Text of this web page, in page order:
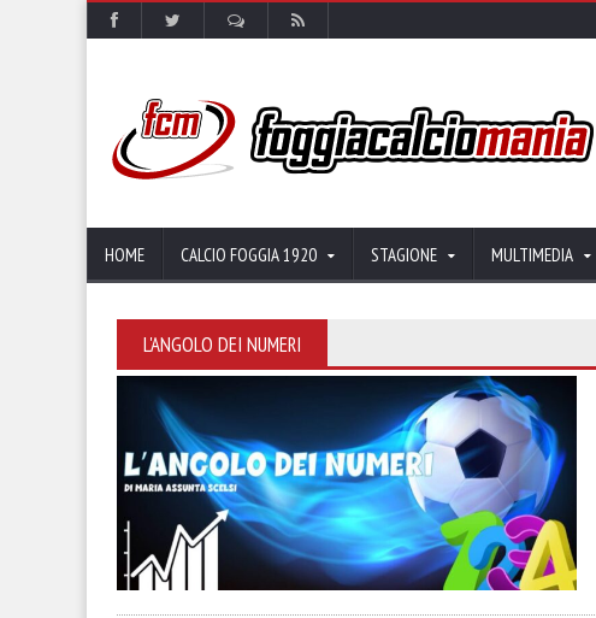
HOME CALCIO FOGGIA 1920 STAGIONE MULTIMEDIA
L'ANGOLO DEI NUMERI